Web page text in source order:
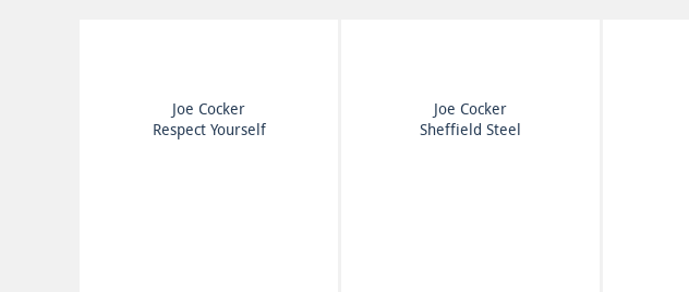
Joe Cocker
Respect Yourself
Joe Cocker
Sheffield Steel